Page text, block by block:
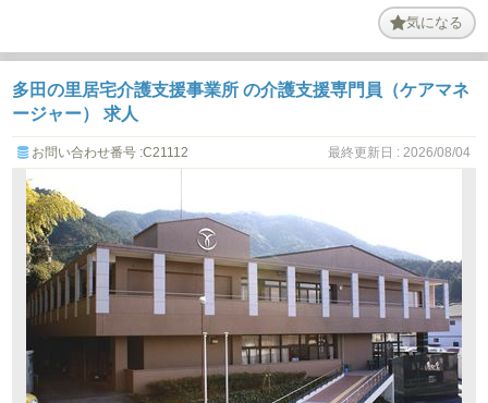
気になる
多田の里居宅介護支援事業所 の介護支援専門員（ケアマネ
ージャー） 求人
お問い合わせ番号 :C21112 最終更新日 : 2026/08/04